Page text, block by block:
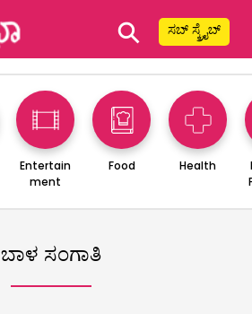
⚲ ಸಬ್ ಸ್ಕ್ರೈಬ್
Entertain
ment
Food Health
ಬಾಳ ಸಂಗಾತಿ